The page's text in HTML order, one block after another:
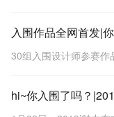
30组入围设计师参赛作